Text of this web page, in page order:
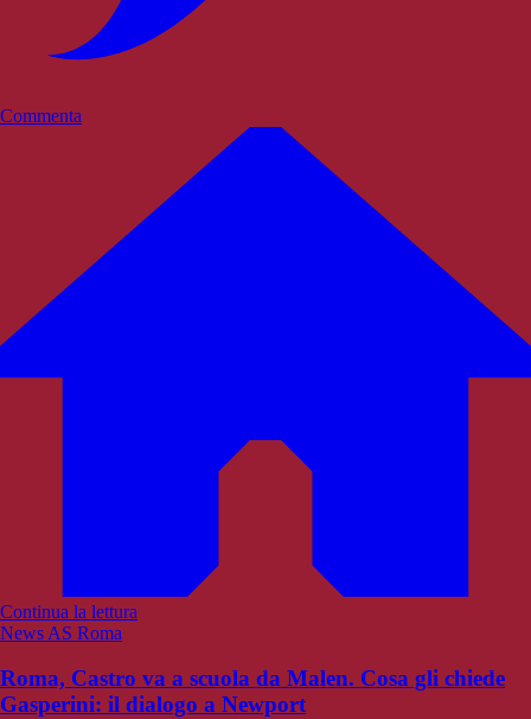
Commenta
Continua la lettura
News AS Roma
Roma, Castro va a scuola da Malen. Cosa gli chiede
Gasperini: il dialogo a Newport